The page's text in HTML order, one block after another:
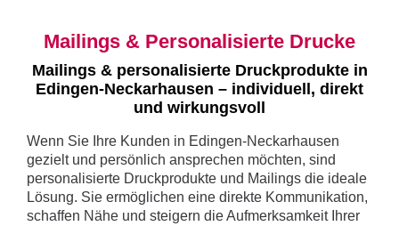
Mailings & Personalisierte Drucke
Mailings & personalisierte Druckprodukte in
Edingen-Neckarhausen – individuell, direkt
und wirkungsvoll
Wenn Sie Ihre Kunden in Edingen-Neckarhausen
gezielt und persönlich ansprechen möchten, sind
personalisierte Druckprodukte und Mailings die ideale
Lösung. Sie ermöglichen eine direkte Kommunikation,
schaffen Nähe und steigern die Aufmerksamkeit Ihrer